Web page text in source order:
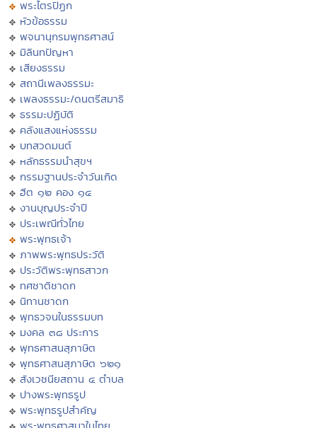
พระไตรปิฏก
หัวข้อธรรม
พจนานุกรมพุทธศาสน์
มิลินทปัญหา
เสียงธรรม
สถานีเพลงธรรมะ
เพลงธรรมะ/ดนตรีสมาธิ
ธรรมะปฏิบัติ
คลังแสงแห่งธรรม
บทสวดมนต์
หลักธรรมนำสุขฯ
กรรมฐานประจำวันเกิด
ฮีต ๑๒ คอง ๑๔
งานบุญประจำปี
ประเพณีทั่วไทย
พระพุทธเจ้า
ภาพพระพุทธประวัติ
ประวัติพระพุทธสาวก
ทศชาติชาดก
นิทานชาดก
พุทธวจนในธรรมบท
มงคล ๓๘ ประการ
พุทธศาสนสุภาษิต
พุทธศาสนสุภาษิต ๖๒๑
สังเวชนียสถาน ๔ ตำบล
ปางพระพุทธรูป
พระพุทธรูปสำคัญ